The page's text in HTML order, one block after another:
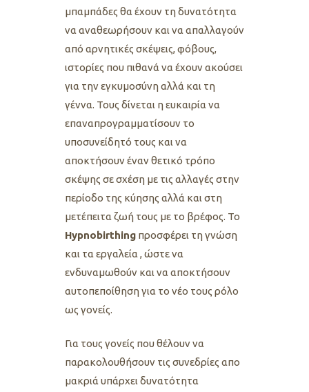
μπαμπάδες θα έχουν τη δυνατότητα
να αναθεωρήσουν και να απαλλαγούν
από αρνητικές σκέψεις, φόβους,
ιστορίες που πιθανά να έχουν ακούσει
για την εγκυμοσύνη αλλά και τη
γέννα. Τους δίνεται η ευκαιρία να
επαναπρογραμματίσουν το
υποσυνείδητό τους και να
αποκτήσουν έναν θετικό τρόπο
σκέψης σε σχέση με τις αλλαγές στην
περίοδο της κύησης αλλά και στη
μετέπειτα ζωή τους με το βρέφος. Το
Hypnobirthing προσφέρει τη γνώση
και τα εργαλεία , ώστε να
ενδυναμωθούν και να αποκτήσουν
αυτοπεποίθηση για το νέο τους ρόλο
ως γονείς.
Για τους γονείς που θέλουν να
παρακολουθήσουν τις συνεδρίες απο
μακριά υπάρχει δυνατότητα